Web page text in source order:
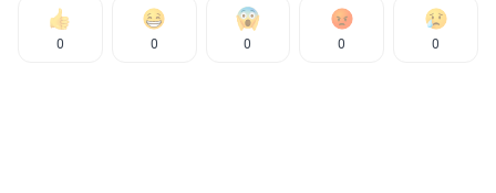
0 0 0 0 0